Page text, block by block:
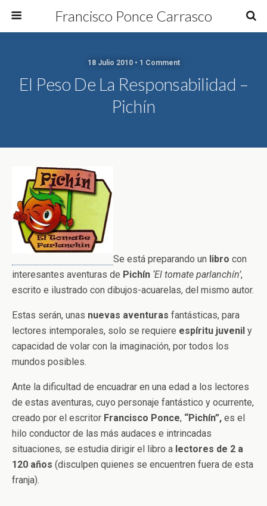
Francisco Ponce Carrasco
18 Julio 2010 • 1 Comment
El Peso De La Responsabilidad –
Pichín
Se está preparando un libro con
interesantes aventuras de Pichín ‘El tomate parlanchín’,
escrito e ilustrado con dibujos-acuarelas, del mismo autor.
Estas serán, unas nuevas aventuras fantásticas, para
lectores intemporales, solo se requiere espíritu juvenil y
capacidad de volar con la imaginación, por todos los
mundos posibles.
Ante la dificultad de encuadrar en una edad a los lectores
de estas aventuras, cuyo personaje fantástico y ocurrente,
creado por el escritor Francisco Ponce, “Pichín”, es el
hilo conductor de las más audaces e intrincadas
situaciones, se estudia dirigir el libro a lectores de 2 a
120 años (disculpen quienes se encuentren fuera de esta
franja).